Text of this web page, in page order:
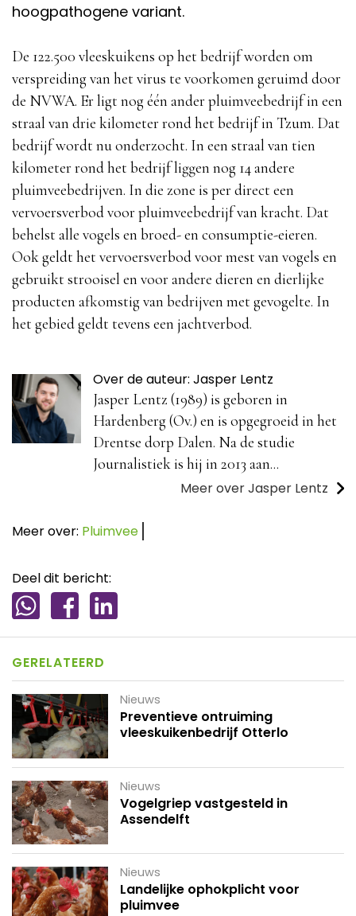
hoogpathogene variant.
De 122.500 vleeskuikens op het bedrijf worden om
verspreiding van het virus te voorkomen geruimd door
de NVWA. Er ligt nog één ander pluimveebedrijf in een
straal van drie kilometer rond het bedrijf in Tzum. Dat
bedrijf wordt nu onderzocht. In een straal van tien
kilometer rond het bedrijf liggen nog 14 andere
pluimveebedrijven. In die zone is per direct een
vervoersverbod voor pluimveebedrijf van kracht. Dat
behelst alle vogels en broed- en consumptie-eieren.
Ook geldt het vervoersverbod voor mest van vogels en
gebruikt strooisel en voor andere dieren en dierlijke
producten afkomstig van bedrijven met gevogelte. In
het gebied geldt tevens een jachtverbod.
Over de auteur: Jasper Lentz
Jasper Lentz (1989) is geboren in
Hardenberg (Ov.) en is opgegroeid in het
Drentse dorp Dalen. Na de studie
Journalistiek is hij in 2013 aan...
Meer over Jasper Lentz
Meer over: Pluimvee
Deel dit bericht:
GERELATEERD
Nieuws
Preventieve ontruiming
vleeskuikenbedrijf Otterlo
Nieuws
Vogelgriep vastgesteld in
Assendelft
Nieuws
Landelijke ophokplicht voor
pluimvee